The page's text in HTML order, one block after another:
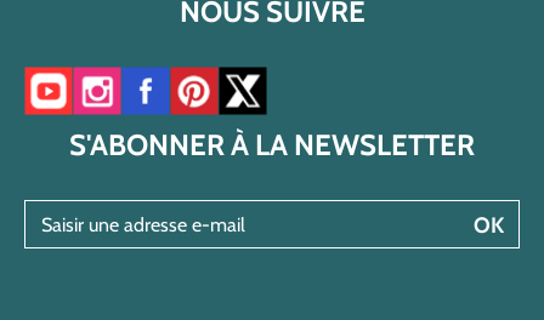
NOUS SUIVRE
Accéder à notre chaîne YouTube
Accéder à notre compte Instagram
Accéder à notre page Facebook
Accéder à notre compte Pinterest
Accéder à notre compte Twitter/X
S'ABONNER À LA NEWSLETTER
OK